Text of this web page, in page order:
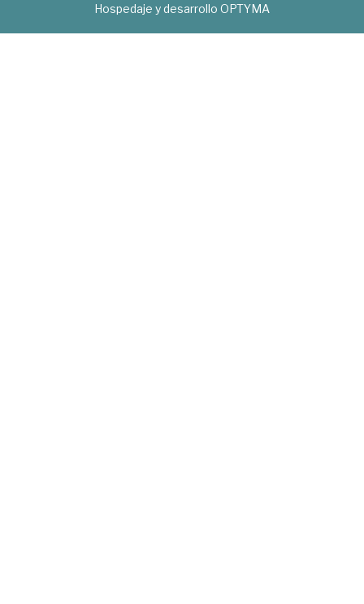
Hospedaje y desarrollo OPTYMA